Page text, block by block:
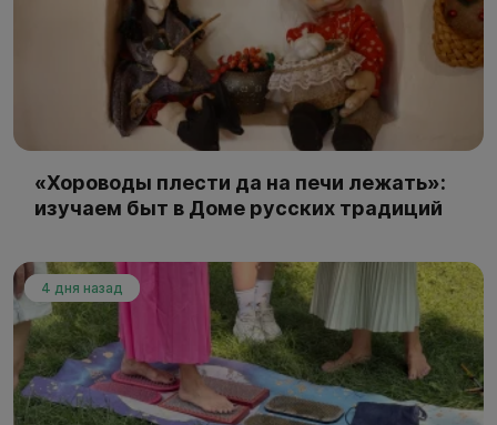
«Хороводы плести да на печи лежать»:
изучаем быт в Доме русских традиций
4 дня назад